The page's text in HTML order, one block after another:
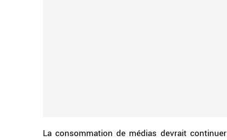
La consommation de médias devrait